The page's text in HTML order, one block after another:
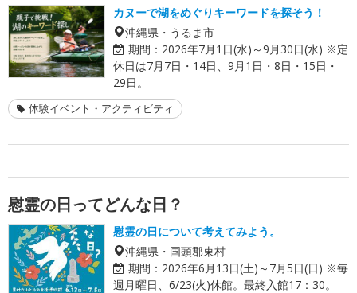
カヌーで湖をめぐりキーワードを探そう！
沖縄県・うるま市
期間： 2026年7月1日(水)～9月30日(水) ※定
休日は7月7日・14日、9月1日・8日・15日・
29日。
体験イベント・アクティビティ
慰霊の日ってどんな日？
慰霊の日について考えてみよう。
沖縄県・国頭郡東村
期間： 2026年6月13日(土)～7月5日(日) ※毎
週月曜日、6/23(火)休館。最終入館17：30。